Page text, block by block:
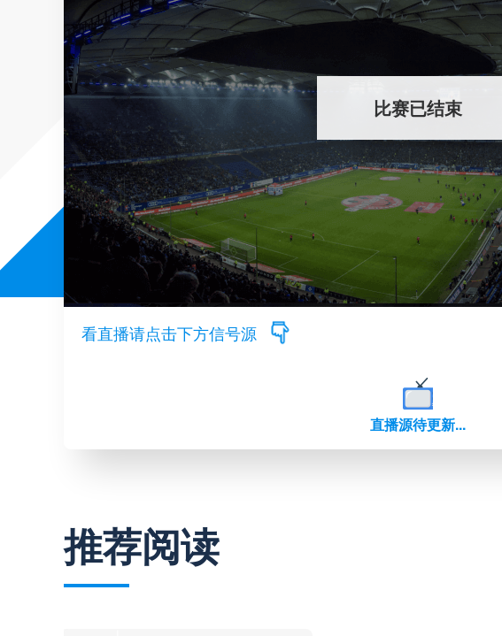
比赛已结束
看直播请点击下方信号源
直播源待更新...
推荐阅读